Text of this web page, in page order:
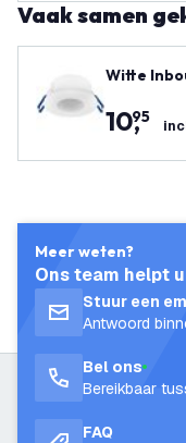
Vaak samen
Witte
0° Met
eik Max.
10,
95
Meer weten?
Ons team helpt
Stuur een
Antwoord
Bel ons
Bereikbaar
FAQ